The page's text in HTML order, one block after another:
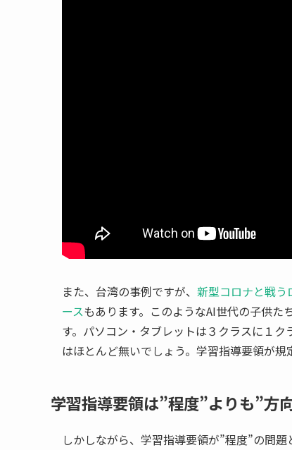
また、台湾の事例ですが、 新型コロナと戦う
ースもあります。このようなAI世代の子供
す。パソコン・タブレットは３クラスに１
はほとんど無いでしょう。学習指導要領が規
学習指導要領は”程度”よりも”方
しかしながら、学習指導要領が”程度”の問